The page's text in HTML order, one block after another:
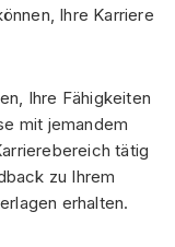
Ihre Karriere
Ihre Fähigkeiten
mit jemandem
tätig
zu Ihrem
erhalten.